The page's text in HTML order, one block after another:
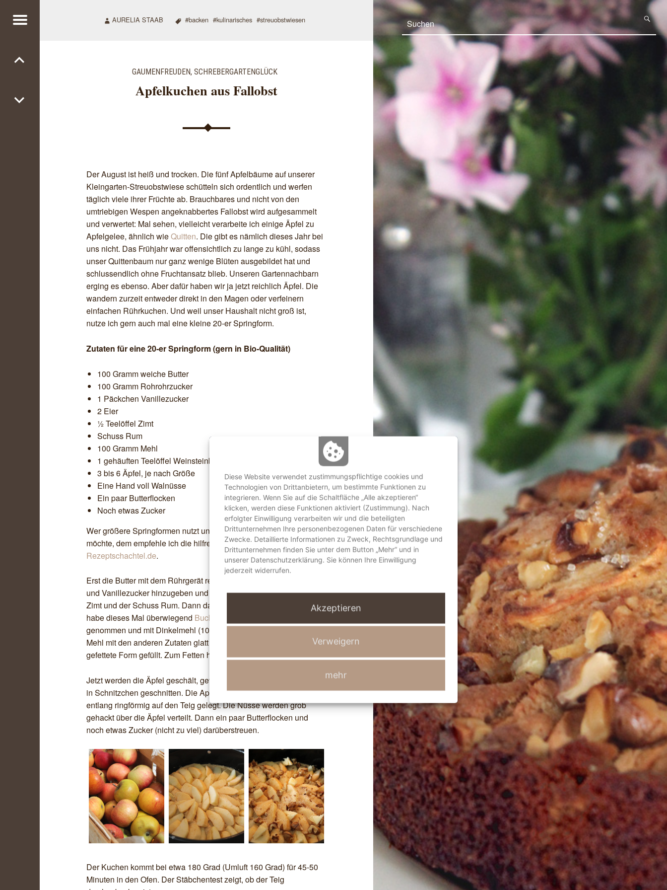
Menu
navigation
Search
Apfelkuchen aus Fallobst
GAUMENFREUDEN, SCHREBERGARTENGLÜCK
Der August ist heiß und trocken. Die fünf Apfelbäume auf unserer
Kleingarten-Streuobstwiese schütteln sich ordentlich und werfen
täglich viele ihrer Früchte ab. Brauchbares und nicht von den
umtriebigen Wespen angeknabbertes Fallobst wird aufgesammelt
und verwertet: Mal sehen, vielleicht verarbeite ich einige Äpfel zu
Apfelgelee, ähnlich wieQuitten. Die gibt es nämlich dieses Jahr bei
uns nicht. Das Frühjahr war offensichtlich zu lange zu kühl, sodass
unser Quittenbaum nur ganz wenige Blüten ausgebildet hat und
schlussendlich ohne Fruchtansatz blieb. Unseren Gartennachbarn
erging es ebenso. Aber dafür haben wir ja jetzt reichlich Äpfel. Die
wandern zurzeit entweder direkt in den Magen oder verfeinern
einfachen Rührkuchen. Und weil unser Haushalt nicht groß ist,
nutze ich gern auch mal eine kleine 20-er Springform.
Zutaten für eine 20-er Springform (gern in Bio-Qualität)
100 Gramm weiche Butter
100 Gramm Rohrohrzucker
1 Päckchen Vanillezucker
2 Eier
½ Teelöffel Zimt
Schuss Rum
100 Gramm Mehl
1 gehäuften Teelöffel Weinsteinbackpulver
3 bis 6 Äpfel, je nach Größe
Eine Hand voll Walnüsse
Ein paar Butterflocken
Noch etwas Zucker
Wer größere Springformen nutzt und die Angaben umrechnen
möchte, dem empfehle ich die hilfreiche Umrechnungstabelle von
Rezeptschachtel.de.
Erst die Butter mit dem Rührgerät relativ schaumig rühren. Zucker
und Vanillezucker hinzugeben und verrühren. Es folgen die Eier, der
Zimt und der Schuss Rum. Dann das Mehl und das Backpulver. Ich
habe dieses Mal überwiegend Buchweizenmehl
genommen und mit Dinkelmehl (10 Gramm) gemischt. Wenn das
Mehl mit den anderen Zutaten glatt verrührt ist, wird der Teig in die
gefettete Form gefüllt. Zum Fetten habe ich Rapsöl verwendet.
Jetzt werden die Äpfel geschält, geviertelt, die Gehäuse entfernt und
in Schnitzchen geschnitten. Die Apfelschnitze werden der Form
entlang ringförmig auf den Teig gelegt. Die Nüsse werden grob
gehackt über die Äpfel verteilt. Dann ein paar Butterflocken und
noch etwas Zucker (nicht zu viel) darüberstreuen.
Der Kuchen kommt bei etwa 180 Grad (Umluft 160 Grad) für 45-50
Minuten in den Ofen. Der Stäbchentest zeigt, ob der Teig
AURELIA STAAB backen kulinarisches streuobstwiesen
Diese Website verwendet zustimmungspflichtige cookies und
Technologien von Drittanbietern, um bestimmte Funktionen zu
integrieren. Wenn Sie auf die Schaltfläche „Alle akzeptieren“
klicken, werden diese Funktionen aktiviert (Zustimmung). Nach
erfolgter Einwilligung verarbeiten wir und die beteiligten
Drittunternehmen Ihre personenbezogenen Daten für verschiedene
Zwecke. Detaillierte Informationen zu Zweck, Rechtsgrundlage und
Drittunternehmen finden Sie unter dem Button „Mehr“ und in
unserer Datenschutzerklärung. Sie können Ihre Einwilligung
jederzeit widerrufen.
Akzeptieren
Verweigern
mehr